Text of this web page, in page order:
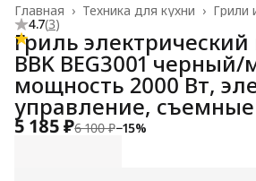
Грили
Техника для кухни ›
Главная ›
4.7(3)
Гриль
BBK BEG3001
мощность 2000 Вт,
управление,
5 185 ₽6 100 ₽−15%